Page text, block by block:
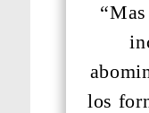
los